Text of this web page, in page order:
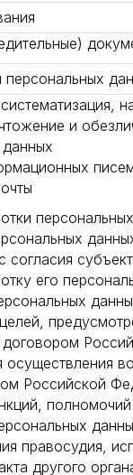
и
согласия
его
осуществления
Российской
правосудия,
другого